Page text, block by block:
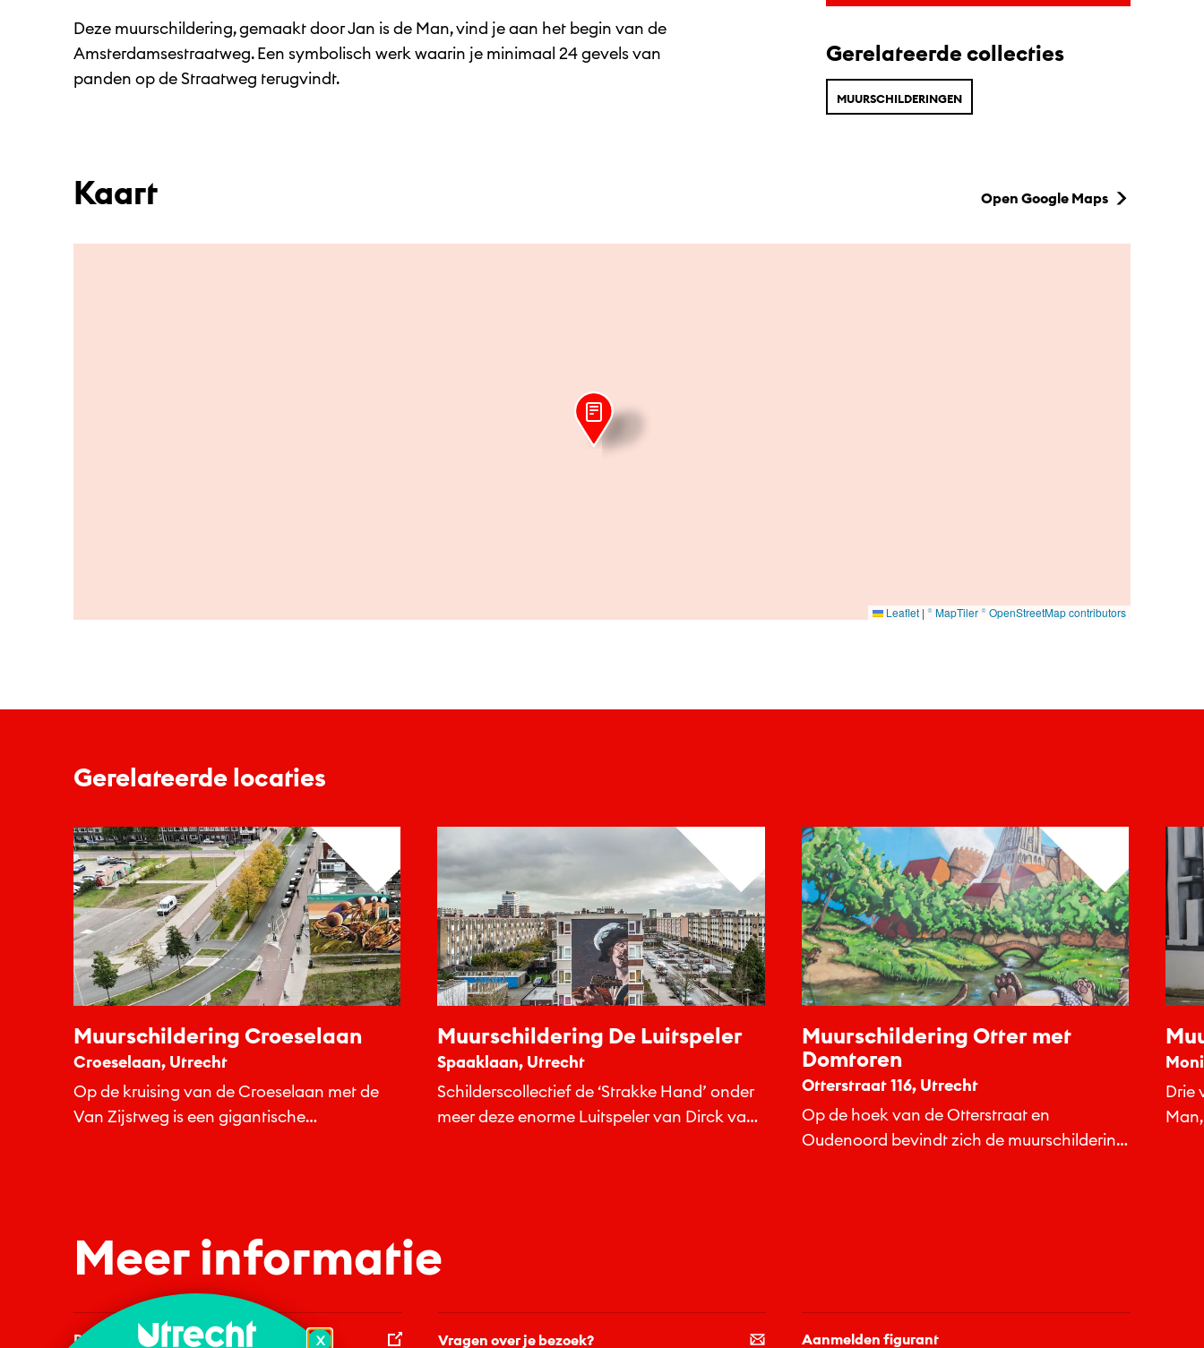
Deze muurschildering, gemaakt door Jan is de Man, vind je aan het begin van de
Amsterdamsestraatweg. Een symbolisch werk waarin je minimaal 24 gevels van
panden op de Straatweg terugvindt.
Gerelateerde collecties
MUURSCHILDERINGEN
Kaart Open Google Maps
Leaflet | © MapTiler© OpenStreetMap contributors
Gerelateerde locaties
Muurschildering Croeselaan
Croeselaan, Utrecht
Op de kruising van de Croeselaan met de
Van Zijstweg is een gigantische
Muurschildering De Luitspeler
Spaaklaan, Utrecht
Schilderscollectief de ‘Strakke Hand’ onder
meer deze enorme Luitspeler van Dirck van
Muurschildering Otter met
Domtoren
Otterstraat 116, Utrecht
Op de hoek van de Otterstraat en
Oudenoord bevindt zich de muurschildering
Drie
Meer informatie
Domtoren Vragen over je bezoek? Aanmelden figurant
X